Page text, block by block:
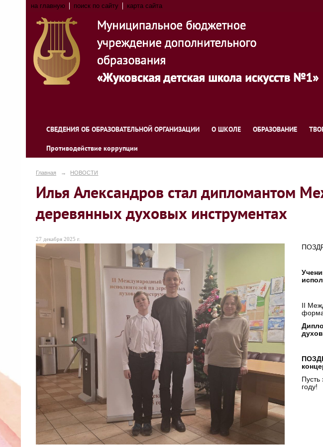
на главную поиск по сайту карта сайта
СВЕДЕНИЯ ОБ ОБРАЗОВАТЕЛЬНОЙ ОРГАНИЗАЦИИ О ШКОЛЕ ОБРАЗОВАНИЕ
Противодействие коррупции
Главная → НОВОСТИ
Илья Александров стал дипломантом
деревянных духовых инструментах
27 декабря 2025 г.
II
году!